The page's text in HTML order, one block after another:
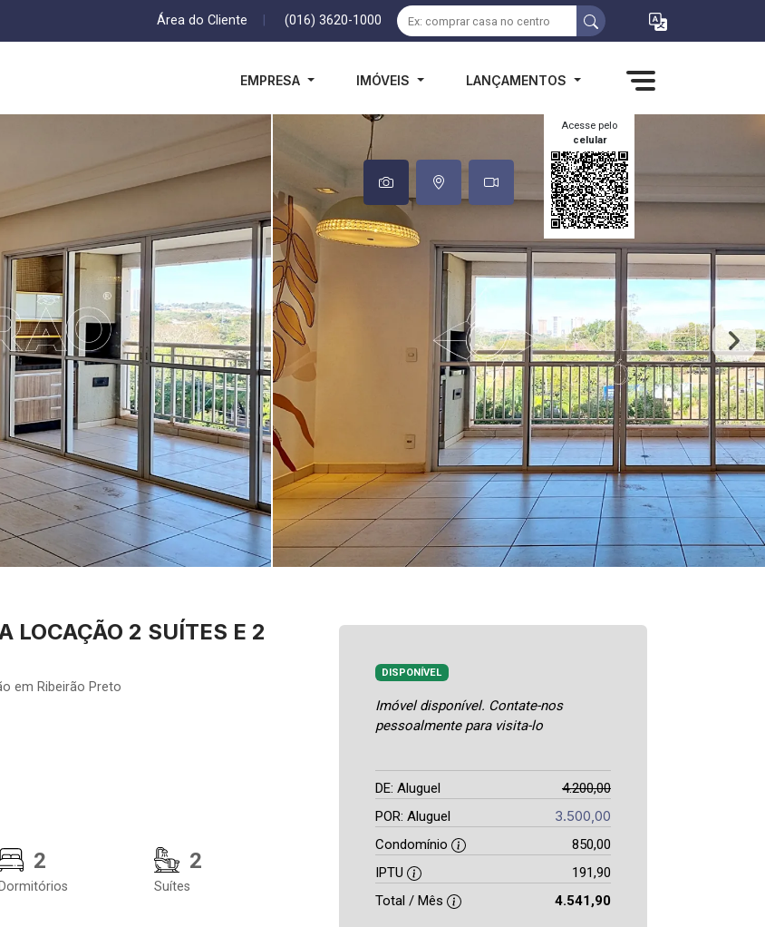
Área do Cliente (016) 3620-1000
EMPRESA IMÓVEIS LANÇAMENTOS
Acesse pelo
celular
LOCAÇÃO 2 SUÍTES E 2
em Ribeirão Preto
2
Dormitórios
2
Suítes
DISPONÍVEL
Imóvel disponível. Contate-nos
pessoalmente para visita-lo
DE: Aluguel
4.200,00
POR: Aluguel
3.500,00
Condomínio
850,00
IPTU
191,90
Total / Mês
4.541,90